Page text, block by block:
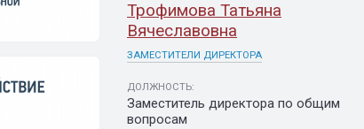
Трофимова Татьяна
Вячеславовна
ЗАМЕСТИТЕЛИ ДИРЕКТОРА
ДОЛЖНОСТЬ:
Заместитель директора по общим
вопросам